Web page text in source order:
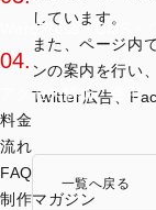
WordPress・CMS・
04.
アクセス解析・運用
料金
流れ
FAQ
制作マガジン
しています。
また、ページ内
ンの案内を行い
Twitter広告、
一覧へ戻る